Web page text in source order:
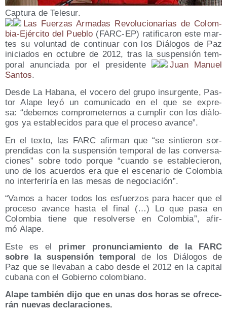
Cap­tu­ra de Telesur.
Las Fuer­zas Arma­das Revo­lu­cio­na­rias de Colom­
bia-Ejér­ci­to del Pue­blo (FARC-EP) rati­fi­ca­ron este mar­
tes su volun­tad de con­ti­nuar con los Diá­lo­gos de Paz
ini­cia­dos en octu­bre de 2012, tras la sus­pen­sión tem­
po­ral anun­cia­da por el pre­si­den­te
Juan Manuel
San­tos.
Des­de La Haba­na, el voce­ro del gru­po insur­gen­te, Pas­
tor Ala­pe leyó un comu­ni­ca­do en el que se expre­
sa: “debe­mos com­pro­me­ter­nos a cum­plir con los diá­lo­
gos ya esta­ble­ci­dos para que el pro­ce­so avance”.
En el tex­to, las FARC afir­man que “se sin­tie­ron sor­
pren­di­das con la sus­pen­sión tem­po­ral de las con­ver­sa­
cio­nes” sobre todo por­que “cuan­do se esta­ble­cie­ron,
uno de los acuer­dos era que el esce­na­rio de Colom­bia
no inter­fe­ri­ría en las mesas de negociación”.
“Vamos a hacer todos los esfuer­zos para hacer que el
pro­ce­so avan­ce has­ta el final (…) Lo que pasa en
Colom­bia tie­ne que resol­ver­se en Colom­bia”, afir­
mó Alape.
Este es el pri­mer pro­nun­cia­mien­to de la FARC
sobre la sus­pen­sión tem­po­ralde los Diá­lo­gos de
Paz que se lle­va­ban a cabo des­de el 2012 en la capi­tal
cuba­na con el Gobierno colombiano.
Ala­pe tam­bién dijo que en unas dos horas se ofre­ce­
rán nue­vas declaraciones.